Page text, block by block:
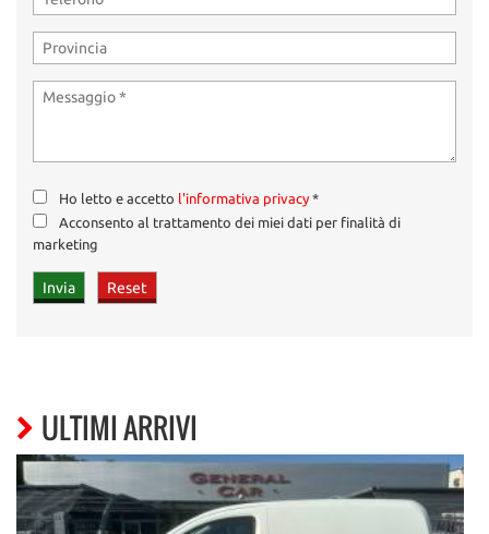
Ho letto e accetto l'informativa privacy*
Acconsento al trattamento dei miei dati per finalità di
marketing
ULTIMI ARRIVI